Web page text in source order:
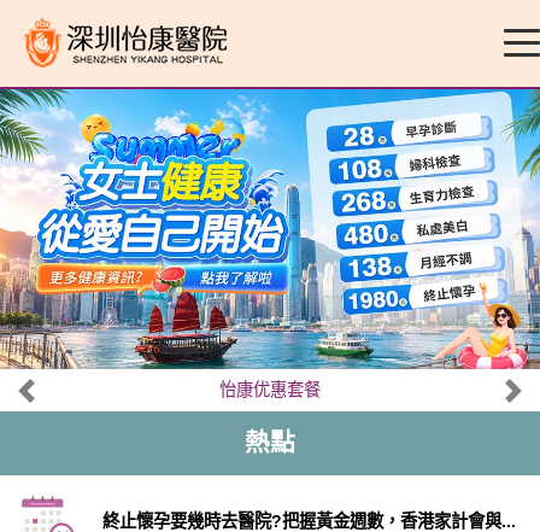
怡康优惠套餐
熱點
終止懷孕要幾時去醫院?把握黃金週數，香港家計會與...